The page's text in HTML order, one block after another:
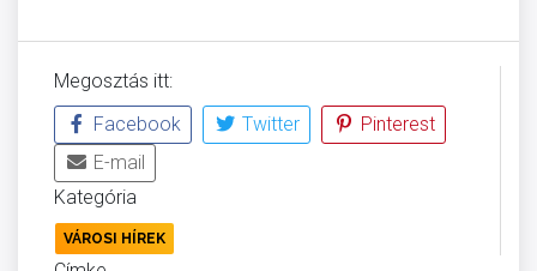
Megosztás itt:
Facebook
Twitter
Pinterest
E-mail
Kategória
VÁROSI HÍREK